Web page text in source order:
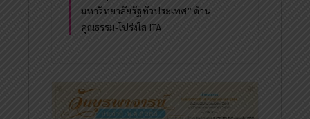
มหาวิทยาลัยรัฐทั่วประเทศ” ด้าน
คุณธรรม-โปร่งใส ITA